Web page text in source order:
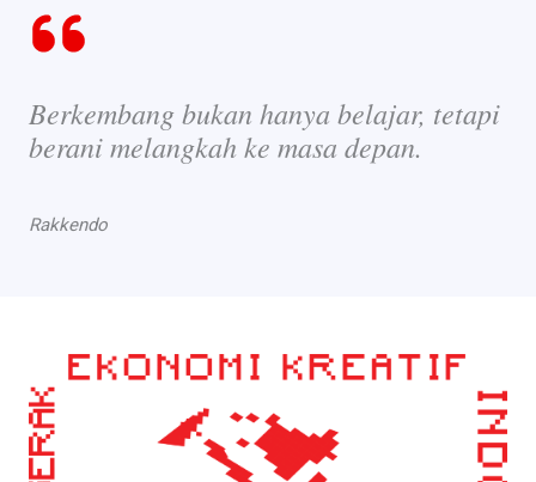
Berkembang bukan hanya belajar, tetapi
berani melangkah ke masa depan.
Rakkendo